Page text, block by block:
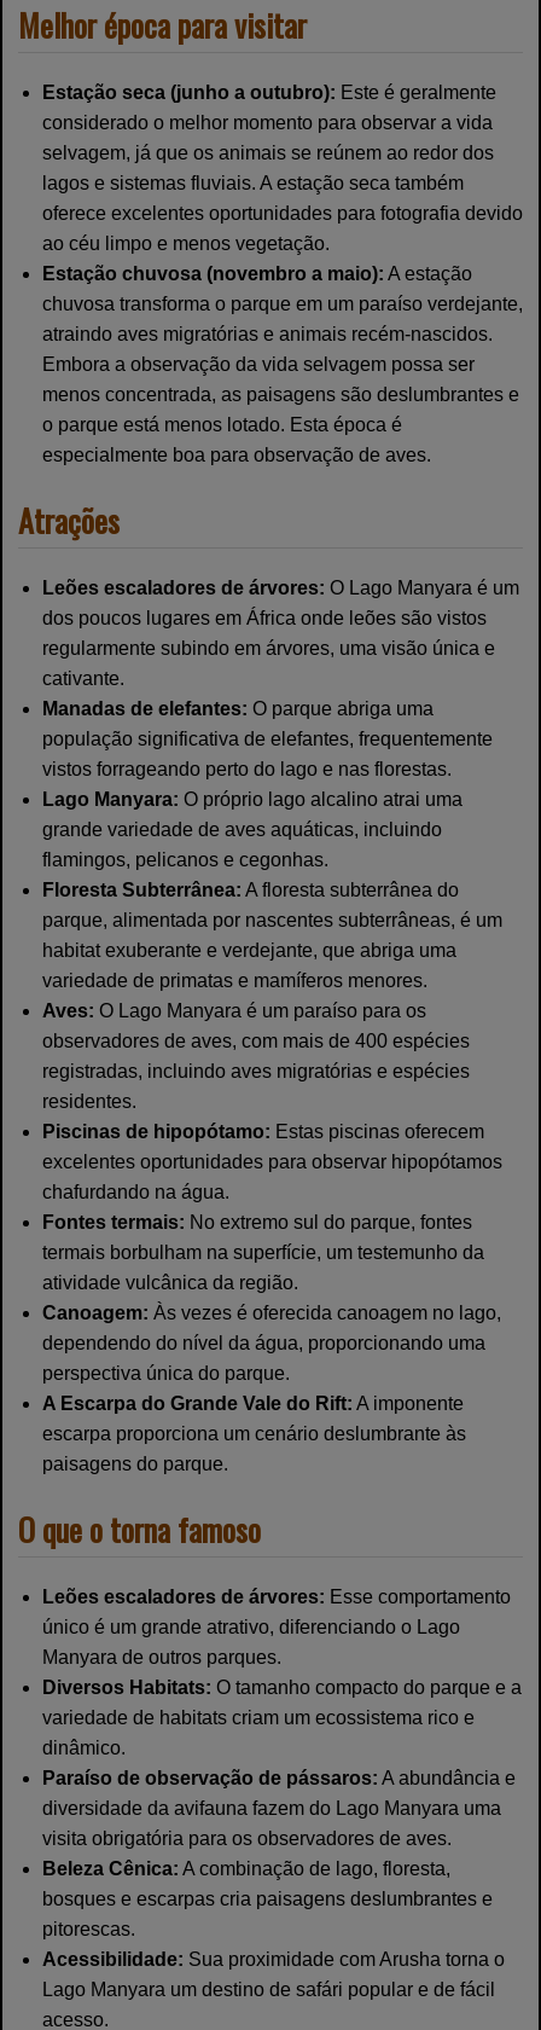
Melhor época para visitar
Estação seca (junho a outubro): Este é geralmente
considerado o melhor momento para observar a vida
selvagem, já que os animais se reúnem ao redor dos
lagos e sistemas fluviais. A estação seca também
oferece excelentes oportunidades para fotografia devido
ao céu limpo e menos vegetação.
Estação chuvosa (novembro a maio): A estação
chuvosa transforma o parque em um paraíso verdejante,
atraindo aves migratórias e animais recém-nascidos.
Embora a observação da vida selvagem possa ser
menos concentrada, as paisagens são deslumbrantes e
o parque está menos lotado. Esta época é
especialmente boa para observação de aves.
Atrações
Leões escaladores de árvores: O Lago Manyara é um
dos poucos lugares em África onde leões são vistos
regularmente subindo em árvores, uma visão única e
cativante.
Manadas de elefantes: O parque abriga uma
população significativa de elefantes, frequentemente
vistos forrageando perto do lago e nas florestas.
Lago Manyara: O próprio lago alcalino atrai uma
grande variedade de aves aquáticas, incluindo
flamingos, pelicanos e cegonhas.
Floresta Subterrânea: A floresta subterrânea do
parque, alimentada por nascentes subterrâneas, é um
habitat exuberante e verdejante, que abriga uma
variedade de primatas e mamíferos menores.
Aves: O Lago Manyara é um paraíso para os
observadores de aves, com mais de 400 espécies
registradas, incluindo aves migratórias e espécies
residentes.
Piscinas de hipopótamo: Estas piscinas oferecem
excelentes oportunidades para observar hipopótamos
chafurdando na água.
Fontes termais: No extremo sul do parque, fontes
termais borbulham na superfície, um testemunho da
atividade vulcânica da região.
Canoagem: Às vezes é oferecida canoagem no lago,
dependendo do nível da água, proporcionando uma
perspectiva única do parque.
A Escarpa do Grande Vale do Rift: A imponente
escarpa proporciona um cenário deslumbrante às
paisagens do parque.
O que o torna famoso
Leões escaladores de árvores: Esse comportamento
único é um grande atrativo, diferenciando o Lago
Manyara de outros parques.
Diversos Habitats: O tamanho compacto do parque e a
variedade de habitats criam um ecossistema rico e
dinâmico.
Paraíso de observação de pássaros: A abundância e
diversidade da avifauna fazem do Lago Manyara uma
visita obrigatória para os observadores de aves.
Beleza Cênica: A combinação de lago, floresta,
bosques e escarpas cria paisagens deslumbrantes e
pitorescas.
Acessibilidade: Sua proximidade com Arusha torna o
Lago Manyara um destino de safári popular e de fácil
acesso.